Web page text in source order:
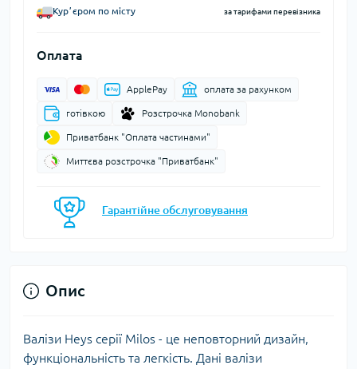
Курʼєром по місту за тарифами перевізника
Оплата
ApplePay оплата за рахунком
готівкою Розстрочка Monobank
Приватбанк "Оплата частинами"
Миттєва розстрочка "Приватбанк"
Гарантійне обслуговування
Опис
Валізи Heys серії Milos - це неповторний дизайн,
функціональність та легкість. Дані валізи